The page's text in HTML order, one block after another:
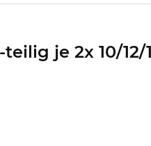
je 2x 10/12/